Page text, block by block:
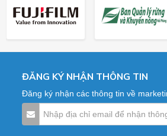
ĐĂNG KÝ NHẬN THÔNG TIN
Đăng ký nhận các thông tin về